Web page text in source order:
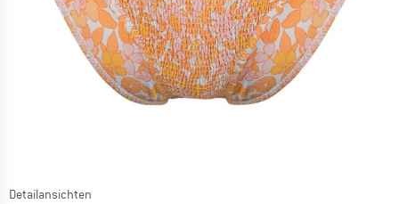
Detailansichten